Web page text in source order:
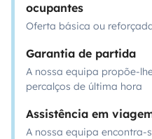
ocupantes
Oferta básica ou
Garantia de partida
A nossa equipa propõe-
percalços de última hora
Assistência em
A nossa equipa encontra-